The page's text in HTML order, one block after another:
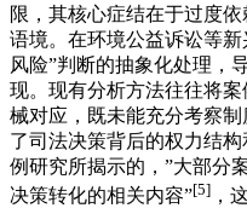
限，其核心症结在于过度
语境。在环境公益诉讼等
风险”判断的抽象化处理，
现。现有分析方法往往将
械对应，既未能充分考察
了司法决策背后的权力结
例研究所揭示的，”大部分
决策转化的相关内容”[5] ，